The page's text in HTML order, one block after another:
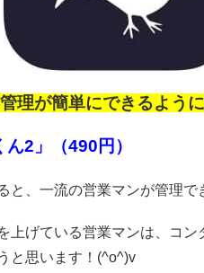
理が簡単にできるように
ん2」（490円）
と、一流の営業マンが管理
上げている営業マンは、コ
と思います！(^o^)v